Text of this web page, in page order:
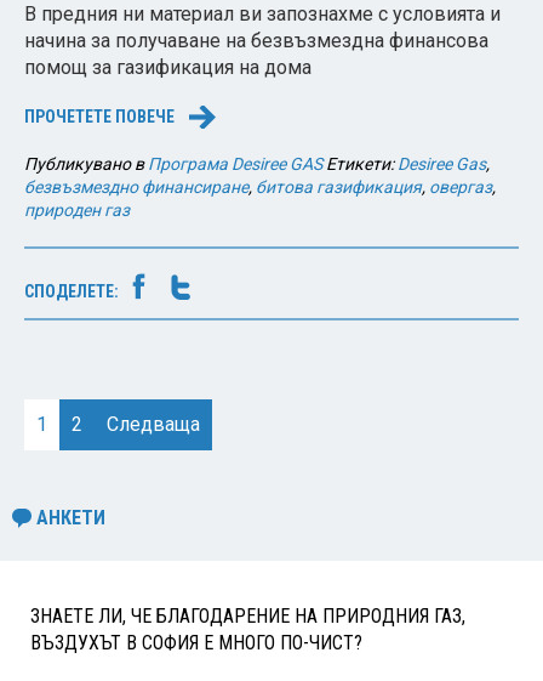
В предния ни материал ви запознахме с условията и
начина за получаване на безвъзмездна финансова
помощ за газификация на дома
ПРОЧЕТЕТЕ ПОВЕЧЕ →
Публикувано вПрограма Desiree GAS Етикети:Desiree Gas,
безвъзмездно финансиране, битова газификация, овергаз,
природен газ
СПОДЕЛЕТЕ:
1 2 Следваща
АНКЕТИ
ЗНАЕТЕ ЛИ, ЧЕ БЛАГОДАРЕНИЕ НА ПРИРОДНИЯ ГАЗ,
ВЪЗДУХЪТ В СОФИЯ Е МНОГО ПО-ЧИСТ?